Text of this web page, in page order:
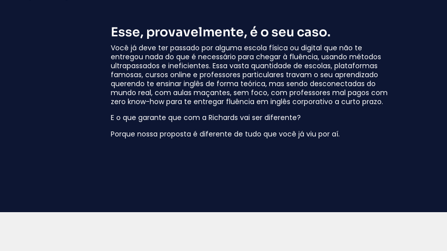
Esse, provavelmente, é o seu caso.
Você já deve ter passado por alguma escola física ou digital que não te
entregou nada do que é necessário para chegar à fluência, usando métodos
ultrapassados e ineficientes. Essa vasta quantidade de escolas, plataformas
famosas, cursos online e professores particulares travam o seu aprendizado
querendo te ensinar inglês de forma teórica, mas sendo desconectadas do
mundo real, com aulas maçantes, sem foco, com professores mal pagos com
zero know-how para te entregar fluência em inglês corporativo a curto prazo.
E o que garante que com a Richards vai ser diferente?
Porque nossa proposta é diferente de tudo que você já viu por aí.